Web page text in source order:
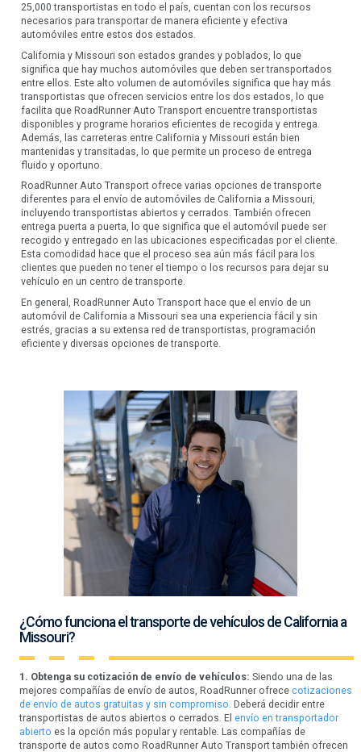
25,000 transportistas en todo el país, cuentan con los recursos
necesarios para transportar de manera eficiente y efectiva
automóviles entre estos dos estados.
California y Missouri son estados grandes y poblados, lo que
significa que hay muchos automóviles que deben ser transportados
entre ellos. Este alto volumen de automóviles significa que hay más
transportistas que ofrecen servicios entre los dos estados, lo que
facilita que RoadRunner Auto Transport encuentre transportistas
disponibles y programe horarios eficientes de recogida y entrega.
Además, las carreteras entre California y Missouri están bien
mantenidas y transitadas, lo que permite un proceso de entrega
fluido y oportuno.
RoadRunner Auto Transport ofrece varias opciones de transporte
diferentes para el envío de automóviles de California a Missouri,
incluyendo transportistas abiertos y cerrados. También ofrecen
entrega puerta a puerta, lo que significa que el automóvil puede ser
recogido y entregado en las ubicaciones especificadas por el cliente.
Esta comodidad hace que el proceso sea aún más fácil para los
clientes que pueden no tener el tiempo o los recursos para dejar su
vehículo en un centro de transporte.
En general, RoadRunner Auto Transport hace que el envío de un
automóvil de California a Missouri sea una experiencia fácil y sin
estrés, gracias a su extensa red de transportistas, programación
eficiente y diversas opciones de transporte.
¿Cómo funciona el transporte de vehículos de California a
Missouri?
1. Obtenga su cotización de envío de vehículos: Siendo una de las
mejores compañías de envío de autos, RoadRunner ofrece cotizaciones
de envío de autos gratuitas y sin compromiso. Deberá decidir entre
transportistas de autos abiertos o cerrados. El envío en transportador
abierto es la opción más popular y rentable. Las compañías de
transporte de autos como RoadRunner Auto Transport también ofrecen